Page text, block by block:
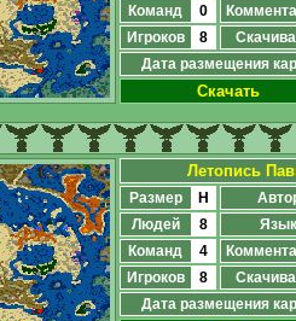
Команд
0
Игроков
8
Дата размещения
Скачать
Летопись
Размер H
Людей
8 Язык
Команд
4
Игроков
8
Дата размещения